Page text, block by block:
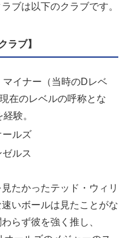
ブは以下のクラブです。
ラブ】
イナー（当時のDレベ
在のレベルの呼称とな
験。
ルズ
ルス
たかったテッド・ウィリ
いボールは見たことがな
らず彼を強く推し、